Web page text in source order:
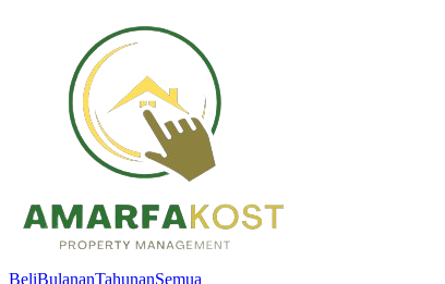
BeliBulananTahunanSemua